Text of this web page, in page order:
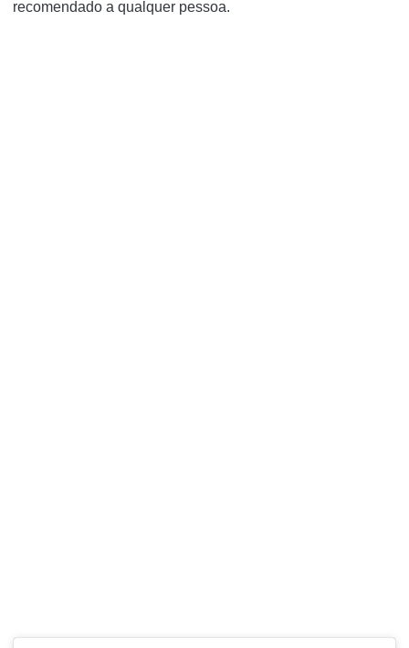
recomendado a qualquer pessoa.